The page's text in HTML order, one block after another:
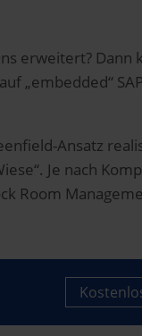
erweitert? Dann
„embedded“
Ansatz
Je nach
Room